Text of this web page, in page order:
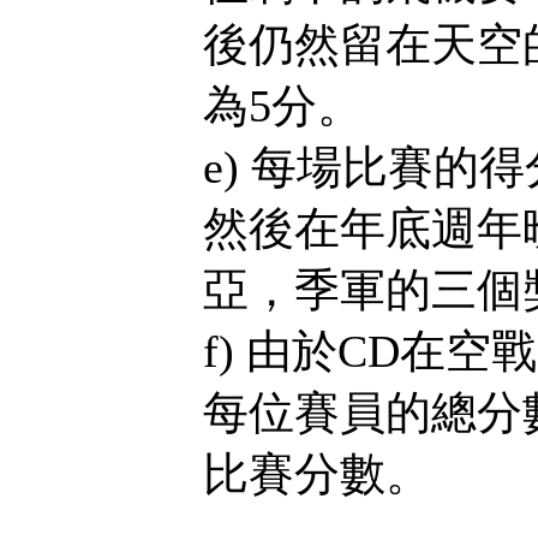
後仍然留在天
為5分。
e) 每場比賽的
然後在年底週年
亞，季軍的三
f) 由於CD在空
每位賽員的總
比賽分數。